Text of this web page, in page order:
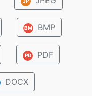
BM BMP
PD PDF
DOCX